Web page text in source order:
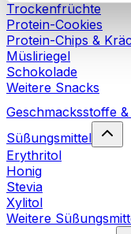
Weitere
finden Sie in den
Cookies“ sowie in
Sie können Ihre
Einstellungenauf
Mehr
Trockenfrüchte
Protein-Cookies
Protein-Chips &
Müsliriegel
Schokolade
Weitere Snacks
Geschmacksstoffe
Süßungsmittel
Erythritol
Honig
Stevia
Xylitol
Weitere